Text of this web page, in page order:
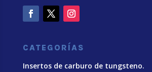
CATEGORÍAS
Insertos de carburo de tungsteno.